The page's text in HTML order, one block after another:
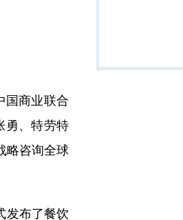
商业联合
勇、特劳特
略咨询全球
布了餐饮